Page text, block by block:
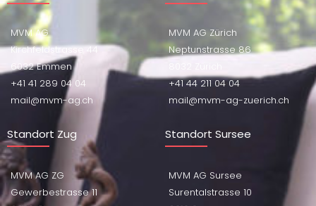
MVM AG
Kirchfeldstrasse 44
6032 Emmen
+41 41 289 04 04
mail@mvm-ag.ch
MVM AG Zürich
Neptunstrasse 86
+41 44 211 04 04
mail@mvm-ag-zuerich.ch
Standort Zug
MVM AG ZG
Gewerbestrasse 11
Standort Sursee
MVM AG Sursee
Surentalstrasse 10